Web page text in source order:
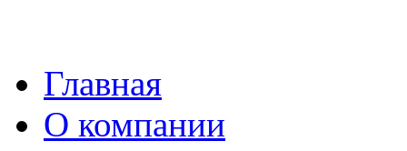
Главная
О компании